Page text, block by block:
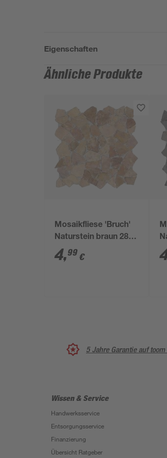
Eigenschaften
Ähnliche Produkte
Mosaikfliese 'Bruch'
Naturstein braun 28 x
28 cm
4,99 €
5 Jahre Garantie auf
Wissen & Service
Handwerksservice
Entsorgungsservice
Finanzierung
Übersicht Ratgeber